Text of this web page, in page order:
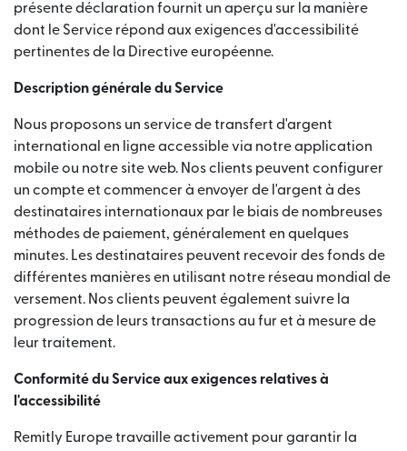
présente déclaration fournit un aperçu sur la manière
dont le Service répond aux exigences d'accessibilité
pertinentes de la Directive européenne.
Description générale du Service
Nous proposons un service de transfert d'argent
international en ligne accessible via notre application
mobile ou notre site web. Nos clients peuvent configurer
un compte et commencer à envoyer de l'argent à des
destinataires internationaux par le biais de nombreuses
méthodes de paiement, généralement en quelques
minutes. Les destinataires peuvent recevoir des fonds de
différentes manières en utilisant notre réseau mondial de
versement. Nos clients peuvent également suivre la
progression de leurs transactions au fur et à mesure de
leur traitement.
Conformité du Service aux exigences relatives à
l'accessibilité
Remitly Europe travaille activement pour garantir la